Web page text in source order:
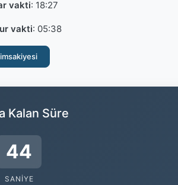
vakti: 18:27
vakti: 05:38
Kalan Süre
44
SANIYE